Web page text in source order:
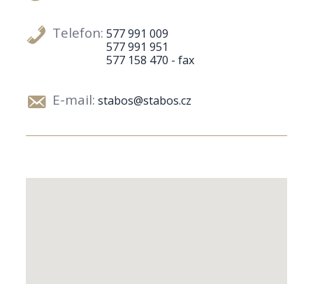
Telefon: 577 991 009
577 991 951
577 158 470 - fax
E-mail: stabos@stabos.cz